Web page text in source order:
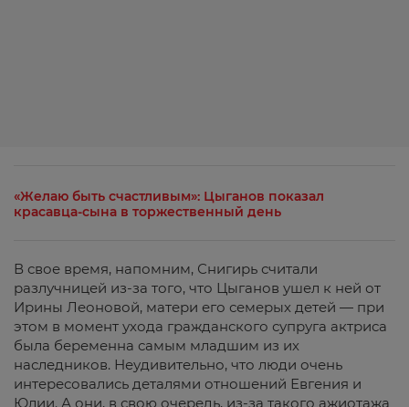
«Желаю быть счастливым»: Цыганов показал
красавца-сына в торжественный день
В свое время, напомним, Снигирь считали
разлучницей из-за того, что Цыганов ушел к ней от
Ирины Леоновой, матери его семерых детей — при
этом в момент ухода гражданского супруга актриса
была беременна самым младшим из их
наследников. Неудивительно, что люди очень
интересовались деталями отношений Евгения и
Юлии. А они, в свою очередь, из-за такого ажиотажа